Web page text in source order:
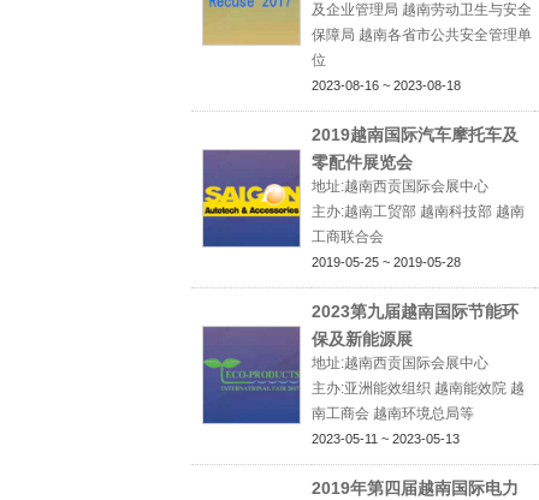
及企业管理局 越南劳动卫生与安全
保障局 越南各省市公共安全管理单
位
2023-08-16 ~ 2023-08-18
2019越南国际汽车摩托车及
零配件展览会
地址:越南西贡国际会展中心
主办:越南工贸部 越南科技部 越南
工商联合会
2019-05-25 ~ 2019-05-28
2023第九届越南国际节能环
保及新能源展
地址:越南西贡国际会展中心
主办:亚洲能效组织 越南能效院 越
南工商会 越南环境总局等
2023-05-11 ~ 2023-05-13
2019年第四届越南国际电力